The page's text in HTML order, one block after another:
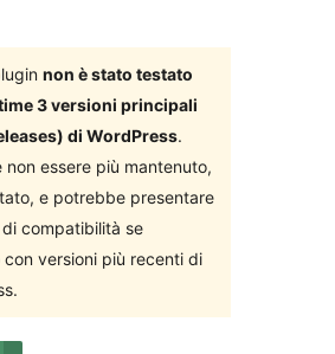
non è stato testato
3 versioni principali
di WordPress.
non essere più mantenuto,
e potrebbe presentare
compatibilità se
versioni più recenti di